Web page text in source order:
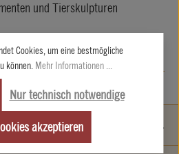
und Tierskulpturen
Cookies, um eine bestmögliche
können. Mehr Informationen ...
Nur technisch notwendige
akzeptieren